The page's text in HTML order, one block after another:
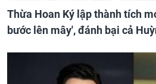
Thừa Hoan Ký lập thành tích
bước lên mây', đánh bại cả